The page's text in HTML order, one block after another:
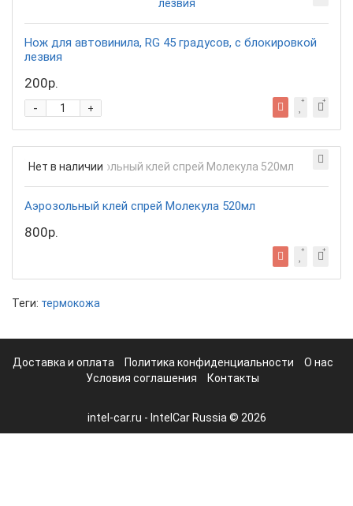
Нож для автовинила, RG 45 градусов, с блокировкой
лезвия
200р.
+
-
Нет в наличии
Аэрозольный клей спрей Молекула 520мл
800р.
Теги: термокожа
Доставка и оплата Политика конфиденциальности
О нас
Условия соглашения
Контакты
intel-car.ru - IntelCar Russia © 2026